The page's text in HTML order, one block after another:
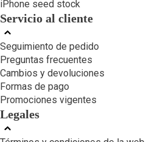
iPhone seed stock
Servicio al cliente
Seguimiento de pedido
Preguntas frecuentes
Cambios y devoluciones
Formas de pago
Promociones vigentes
Legales